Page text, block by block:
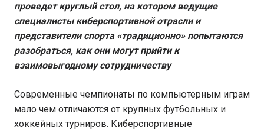
проведет круглый стол, на котором ведущие
специалисты киберспортивной отрасли и
представители спорта «традиционно» попытаются
разобраться, как они могут прийти к
взаимовыгодному сотрудничеству
Современные чемпионаты по компьютерным играм
мало чем отличаются от крупных футбольных и
хоккейных турниров. Киберспортивные